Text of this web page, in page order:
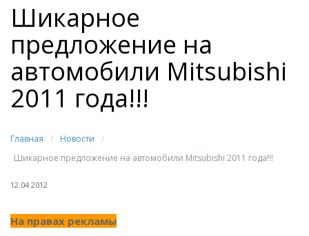
Шикарное
предложение на
автомобили Mitsubishi
2011 года!!!
Главная / Новости
/
Шикарное предложение на автомобили Mitsubishi 2011 года!!!
12.04.2012
На правах рекламы